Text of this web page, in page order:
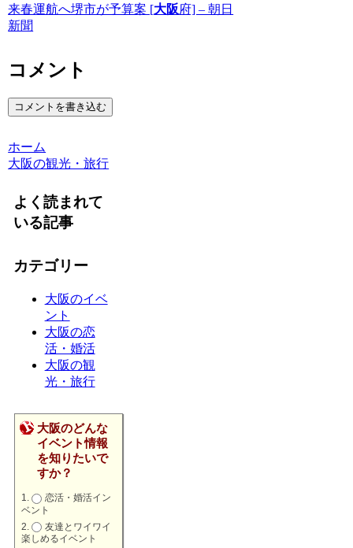
来春運航へ堺市が予算案 [大阪府] – 朝日
新聞
コメント
コメントを書き込む
ホーム
大阪の観光・旅行
よく読まれて
いる記事
カテゴリー
大阪のイベ
ント
大阪の恋
活・婚活
大阪の観
光・旅行
大阪のどんな
イベント情報
を知りたいで
すか？
恋活・婚活イン
ベント
友達とワイワイ
楽しめるイベント